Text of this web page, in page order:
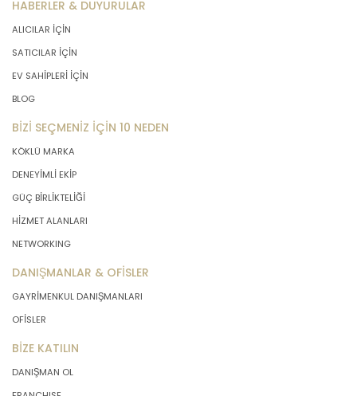
HABERLER & DUYURULAR
ALICILAR İÇİN
SATICILAR İÇİN
EV SAHİPLERİ İÇİN
BLOG
BİZİ SEÇMENİZ İÇİN 10 NEDEN
KÖKLÜ MARKA
DENEYİMLİ EKİP
GÜÇ BİRLİKTELİĞİ
HİZMET ALANLARI
NETWORKING
DANIŞMANLAR & OFİSLER
GAYRİMENKUL DANIŞMANLARI
OFİSLER
BİZE KATILIN
DANIŞMAN OL